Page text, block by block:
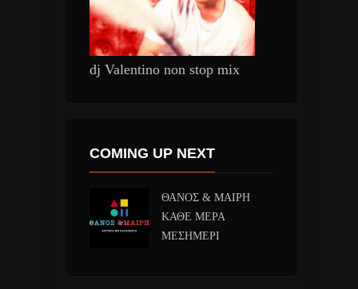
dj Valentino non stop mix
COMING UP NEXT
ΘΑΝΟΣ & ΜΑΙΡΗ
ΚΑΘΕ ΜΕΡΑ
ΜΕΣΗΜΕΡΙ